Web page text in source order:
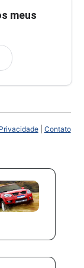
meus
Privacidade| Contato